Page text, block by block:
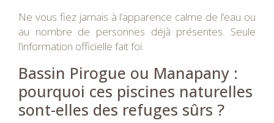
Ne vous fiez jamais à l’apparence calme de l’eau ou
au nombre de personnes déjà présentes. Seule
l’information officielle fait foi.
Bassin Pirogue ou Manapany :
pourquoi ces piscines naturelles
sont-elles des refuges sûrs ?